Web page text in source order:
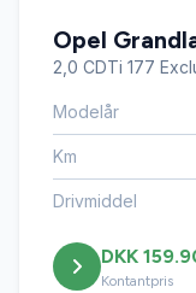
Opel
2,0 CDTi 177
Modelår
Km
Drivmiddel
DKK
Kontantpris